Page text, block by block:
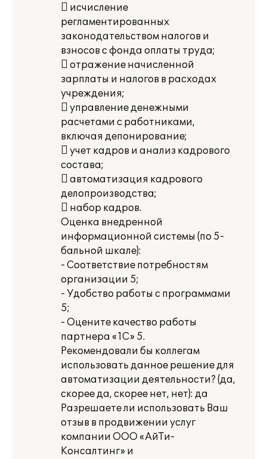
 исчисление
регламентированных
законодательством налогов и
взносов с фонда оплаты труда;
 отражение начисленной
зарплаты и налогов в расходах
учреждения;
 управление денежными
расчетами с работниками,
включая депонирование;
 учет кадров и анализ кадрового
состава;
 автоматизация кадрового
делопроизводства;
 набор кадров.
Оценка внедренной
информационной системы (по 5-
бальной шкале):
- Соответствие потребностям
организации 5;
- Удобство работы с программами
5;
- Оцените качество работы
партнера «1С» 5.
Рекомендовали бы коллегам
использовать данное решение для
автоматизации деятельности? (да,
скорее да, скорее нет, нет): да
Разрешаете ли использовать Ваш
отзыв в продвижении услуг
компании ООО «АйТи-
Консалтинг» и